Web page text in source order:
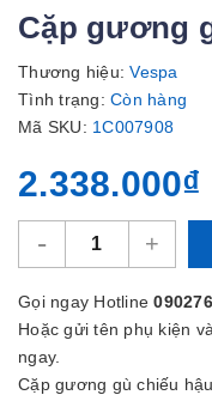
Cặp gương
Thương hiệu: Vespa
Tình trạng: Còn hàng
Mã SKU: 1C007908
2.338.000₫
- +
Gọi ngay Hotline
Hoặc gửi tên phụ kiện
ngay.
Cặp gương gù chiếu